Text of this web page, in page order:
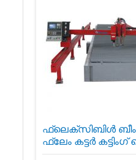
ഫ്ലെക്സിബിൾ
ഫ്ലേം കട്ടർ കട്ടിംഗ്